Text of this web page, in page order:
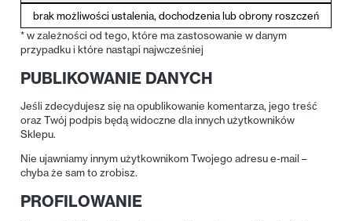
brak możliwości ustalenia, dochodzenia lub obrony roszczeń
* w zależności od tego, które ma zastosowanie w danym
przypadku i które nastąpi najwcześniej
PUBLIKOWANIE DANYCH
Jeśli zdecydujesz się na opublikowanie komentarza, jego treść
oraz Twój podpis będą widoczne dla innych użytkowników
Sklepu.
Nie ujawniamy innym użytkownikom Twojego adresu e-mail –
chyba że sam to zrobisz.
PROFILOWANIE